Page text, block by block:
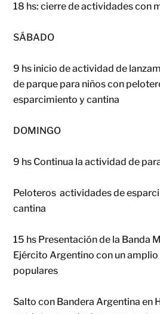
18 hs: cierre de actividades con
SÁBADO
9 hs inicio de actividad de
de parque para niños con
esparcimiento y cantina
DOMINGO
9 hs Continua la actividad de
Peloteros actividades de
cantina
15 hs Presentación de la Banda
Ejército Argentino con un
populares
Salto con Bandera Argentina en